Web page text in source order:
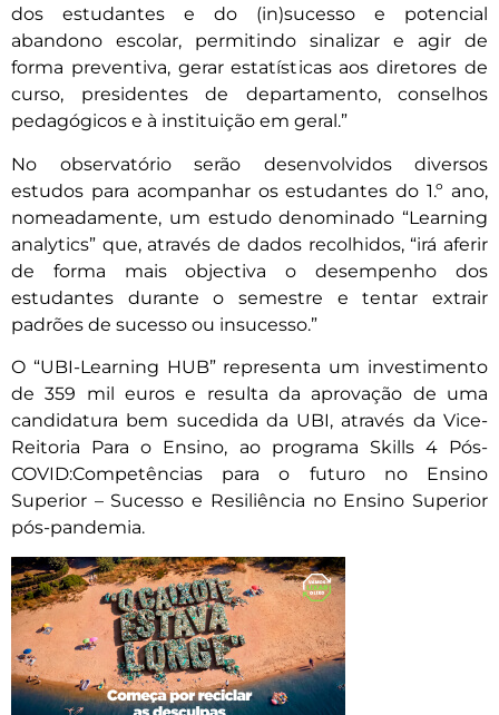
dos estudantes e do (in)sucesso e potencial
abandono escolar, permitindo sinalizar e agir de
forma preventiva, gerar estatísticas aos diretores de
curso, presidentes de departamento, conselhos
pedagógicos e à instituição em geral.”
No observatório serão desenvolvidos diversos
estudos para acompanhar os estudantes do 1.º ano,
nomeadamente, um estudo denominado “Learning
analytics” que, através de dados recolhidos, “irá aferir
de forma mais objectiva o desempenho dos
estudantes durante o semestre e tentar extrair
padrões de sucesso ou insucesso.”
O “UBI-Learning HUB” representa um investimento
de 359 mil euros e resulta da aprovação de uma
candidatura bem sucedida da UBI, através da Vice-
Reitoria Para o Ensino, ao programa Skills 4 Pós-
COVID:Competências para o futuro no Ensino
Superior – Sucesso e Resiliência no Ensino Superior
pós-pandemia.